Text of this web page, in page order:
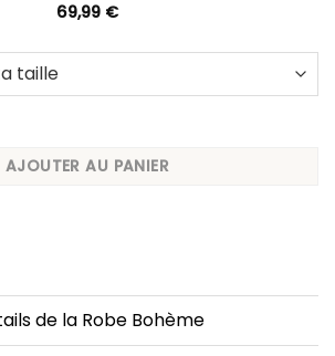
69,99 €
en Dentelle pour Femme
AJOUTER AU PANIER
de la Robe Bohème